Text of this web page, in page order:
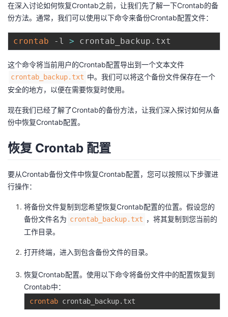
博
的
我
子
直
播
的
活
动
我
的
关
注
堂
我
程
认
证
的
实
验
我
的
收
我
的
技
术
支
持
我
的
云
声
建
在深入讨论如何恢复Crontab之前，让我们先了解一下Crontab的备
份方法。通常，我们可以使用以下命令来备份Crontab配置文件：
crontab -l >
这个命令将当前用户的Crontab配置导出到一个文本文件
crontab_backup.txt 中。我们可以将这个备份文件保存在一个
安全的地方，以便在需要恢复时使用。
现在我们已经了解了Crontab的备份方法，让我们深入探讨如何从备
份中恢复Crontab配置。
恢复 Crontab 配置
要从Crontab备份文件中恢复Crontab配置，您可以按照以下步骤进
行操作：
将备份文件复制到您希望恢复Crontab配置的位置。假设您的
备份文件名为 crontab_backup.txt ，将其复制到您当前的
工作目录。
打开终端，进入到包含备份文件的目录。
恢复Crontab配置。使用以下命令将备份文件中的配置恢复到
Crontab中：
crontab